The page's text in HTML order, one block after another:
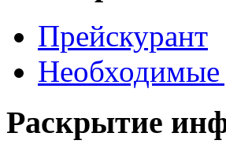
Прейскурант
Раскрытие